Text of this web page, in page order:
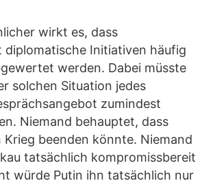
wirkt es, dass
diplomatische Initiativen häufig
werden. Dabei müsste
solchen Situation jedes
zumindest
Niemand behauptet, dass
Krieg beenden könnte. Niemand
tatsächlich kompromissbereit
würde Putin ihn tatsächlich nur